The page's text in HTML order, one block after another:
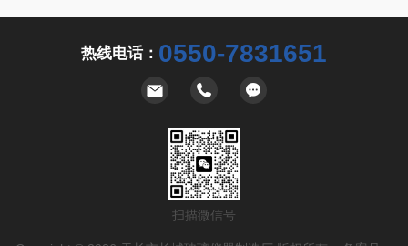
热线电话： 0550-7831651
扫描微信号